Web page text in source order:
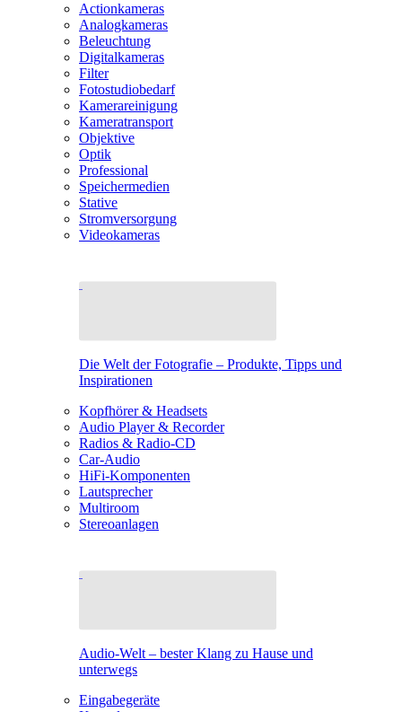
Actionkameras
Analogkameras
Beleuchtung
Digitalkameras
Filter
Fotostudiobedarf
Kamerareinigung
Kameratransport
Objektive
Optik
Professional
Speichermedien
Stative
Stromversorgung
Videokameras
Die Welt der Fotografie – Produkte, Tipps und
Inspirationen
Kopfhörer & Headsets
Audio Player & Recorder
Radios & Radio-CD
Car-Audio
HiFi-Komponenten
Lautsprecher
Multiroom
Stereoanlagen
Audio-Welt – bester Klang zu Hause und
unterwegs
Eingabegeräte